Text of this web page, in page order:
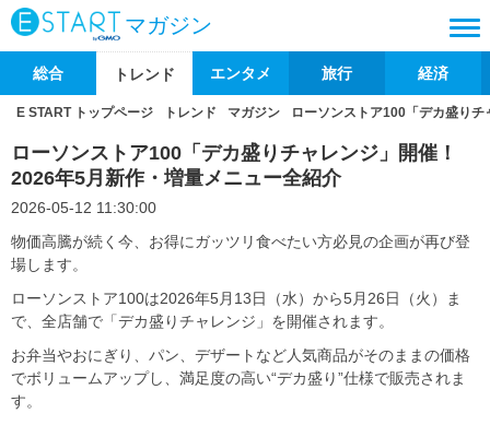
マガジン
総合 トレンド エンタメ 旅行 経済
E START トップページ トレンド マガジン ローソンストア100「デカ盛り
ローソンストア100「デカ盛りチャレンジ」開催！
2026年5月新作・増量メニュー全紹介
2026-05-12 11:30:00
物価高騰が続く今、お得にガッツリ食べたい方必見の企画が再び登
場します。
ローソンストア100は2026年5月13日（水）から5月26日（火）ま
で、全店舗で「デカ盛りチャレンジ」を開催されます。
お弁当やおにぎり、パン、デザートなど人気商品がそのままの価格
でボリュームアップし、満足度の高い“デカ盛り”仕様で販売されま
す。